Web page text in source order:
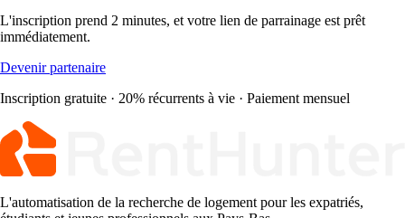
L'inscription prend 2 minutes, et votre lien de parrainage est prêt
immédiatement.
Devenir partenaire
Inscription gratuite · 20% récurrents à vie · Paiement mensuel
L'automatisation de la recherche de logement pour les expatriés,